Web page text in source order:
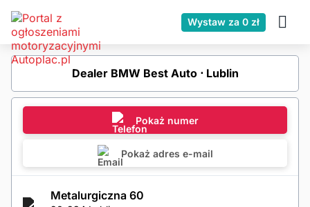
Wystaw za 0 zł
Dealer BMW Best Auto ⋅ Lublin
Pokaż numer
Pokaż adres e-mail
Metalurgiczna 60